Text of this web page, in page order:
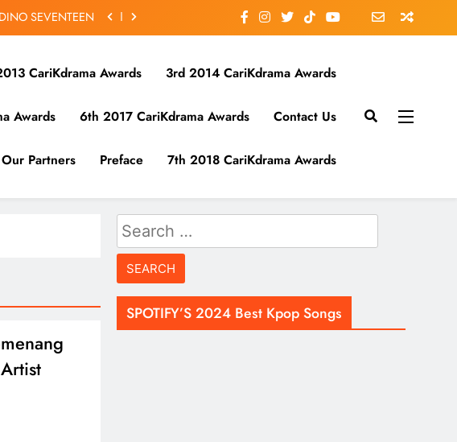
SEVENTEEN
September Ini
Ketua Sindiket
SEVENTEEN
September Ini
CariKdrama Awards 3rd 2014 CariKdrama Awards
Awards 6th 2017 CariKdrama Awards Contact Us
Our Partners Preface 7th 2018 CariKdrama Awards
Search
for:
SPOTIFY’S 2024 Best Kpop Songs